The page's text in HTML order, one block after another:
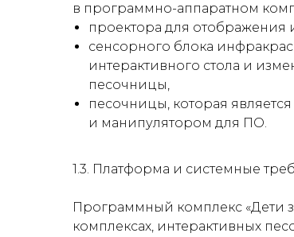
в программно-аппаратном
проектора для отображения
сенсорного блока
интерактивного стола и
песочницы,
песочницы, которая
и манипулятором для ПО.
1.3. Платформа и системные
Программный комплекс «Дети
комплексах, интерактивных